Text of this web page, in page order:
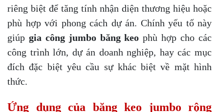
riêng biệt để tăng tính nhận diện thương hiệu hoặc
phù hợp với phong cách dự án. Chính yếu tố này
giúp gia công jumbo băng keo phù hợp cho các
công trình lớn, dự án doanh nghiệp, hay các mục
đích đặc biệt yêu cầu sự khác biệt về mặt hình
thức.
Ứng dụng của băng keo jumbo rộng